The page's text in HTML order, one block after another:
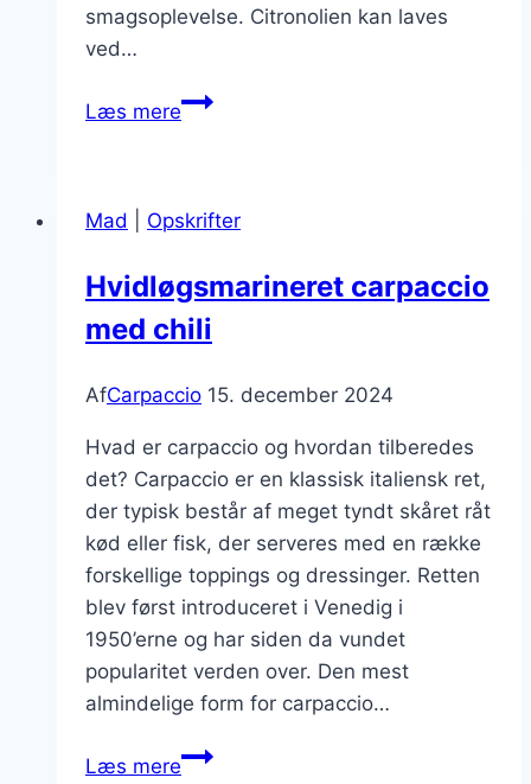
smagsoplevelse. Citronolien kan laves
ved…
Læs mereFrisk
med
Mad Opskrifter
Hvidløgsmarineret carpaccio
med chili
AfCarpaccio 15. december 2024
Hvad er carpaccio og hvordan tilberedes
det? Carpaccio er en klassisk italiensk ret,
der typisk består af meget tyndt skåret råt
kød eller fisk, der serveres med en række
forskellige toppings og dressinger. Retten
blev først introduceret i Venedig i
1950’erne og har siden da vundet
popularitet verden over. Den mest
almindelige form for carpaccio…
Læs mereHvidløgsmarineret